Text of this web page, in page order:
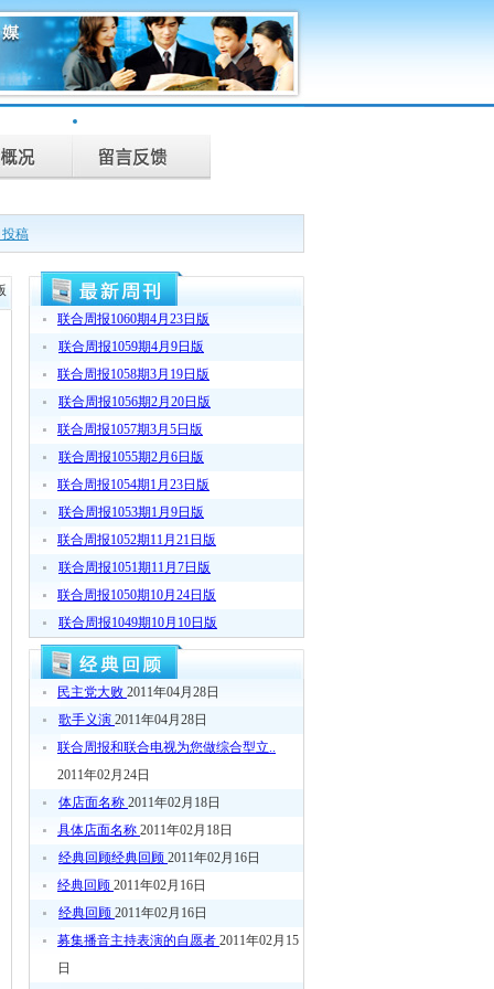
稿
联合周报1060期4月23日版
联合周报1059期4月9日版
联合周报1058期3月19日版
联合周报1056期2月20日版
联合周报1057期3月5日版
联合周报1055期2月6日版
联合周报1054期1月23日版
联合周报1053期1月9日版
联合周报1052期11月21日版
联合周报1051期11月7日版
联合周报1050期10月24日版
联合周报1049期10月10日版
联合周报1048期9月19日版
联合周报1047期9月5日版
民主党大败 2011年04月28日
歌手义演 2011年04月28日
联合周报和联合电视为您做综合型立..
2011年02月24日
体店面名称 2011年02月18日
具体店面名称 2011年02月18日
经典回顾经典回顾 2011年02月16日
经典回顾 2011年02月16日
经典回顾 2011年02月16日
募集播音主持表演的自愿者 2011年02月15
日